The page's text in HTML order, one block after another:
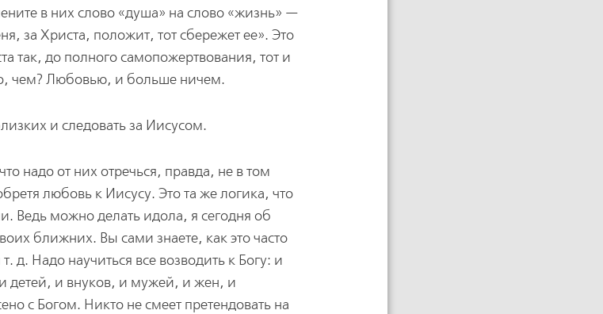
в них слово «душа» на слово «жизнь» —
за Христа, положит, тот сбережет ее». Это
так, до полного самопожертвования, тот и
чем? Любовью, и больше ничем.
и следовать за Иисусом.
надо от них отречься, правда, не в том
любовь к Иисусу. Это та же логика, что
Ведь можно делать идола, я сегодня об
ближних. Вы сами знаете, как это часто
д. Надо научиться все возводить к Богу: и
детей, и внуков, и мужей, и жен, и
с Богом. Никто не смеет претендовать на